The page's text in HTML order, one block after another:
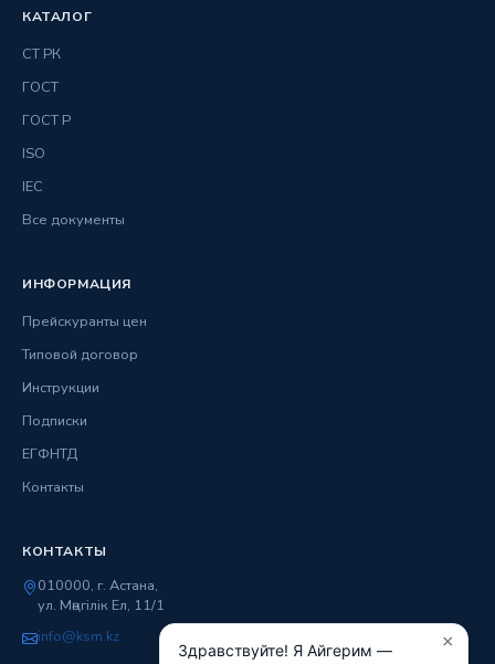
КАТАЛОГ
СТ РК
ГОСТ
ГОСТ Р
ISO
IEC
Все документы
ИНФОРМАЦИЯ
Прейскуранты цен
Типовой договор
Инструкции
Подписки
ЕГФНТД
Контакты
КОНТАКТЫ
010000, г. Астана,
ул. Мәңгілік Ел, 11/1
info@ksm.kz
×
Здравствуйте! Я Айгерим —